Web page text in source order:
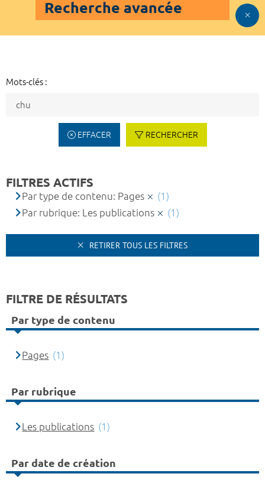
Recherche avancée
Mots-clés :
EFFACER RECHERCHER
FILTRES ACTIFS
Par type de contenu: Pages
(1)
Par rubrique: Les publications
(1)
RETIRER TOUS LES FILTRES
FILTRE DE RÉSULTATS
Par type de contenu
Pages (1)
Par rubrique
Les publications (1)
Par date de création